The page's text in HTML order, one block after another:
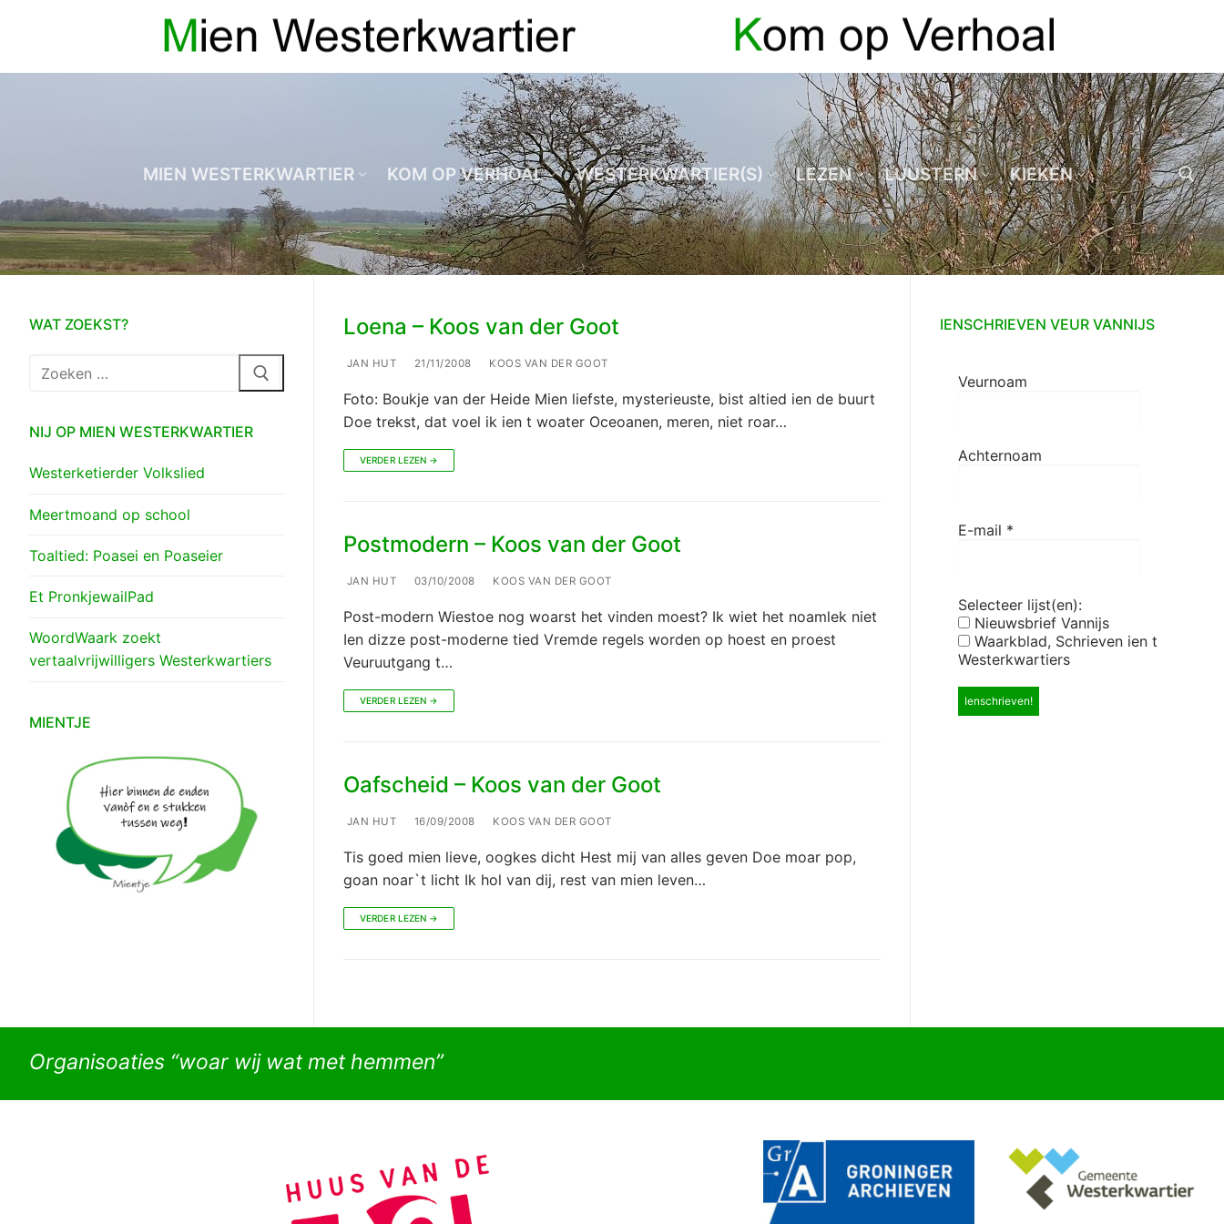
inhoud
MIEN WESTERKWARTIER KOM OP VERHOAL WESTERKWARTIER(S) LEZEN LUUSTERN KIEKEN
Zoeken naar:
Loena – Koos van der Goot
JAN HUT 21/11/2008 KOOS VAN DER GOOT
Foto: Boukje van der Heide Mien liefste, mysterieuste, bist altied ien de buurt
Doe trekst, dat voel ik ien t woater Oceoanen, meren, niet roar…
VERDER LEZEN →
Postmodern – Koos van der Goot
JAN HUT 03/10/2008 KOOS VAN DER GOOT
Post-modern Wiestoe nog woarst het vinden moest? Ik wiet het noamlek niet
Ien dizze post-moderne tied Vremde regels worden op hoest en proest
Veuruutgang t…
VERDER LEZEN →
Oafscheid – Koos van der Goot
JAN HUT 16/09/2008 KOOS VAN DER GOOT
Tis goed mien lieve, oogkes dicht Hest mij van alles geven Doe moar pop,
goan noar`t licht Ik hol van dij, rest van mien leven…
VERDER LEZEN →
IENSCHRIEVEN VEUR VANNIJS
Veurnoam
Achternoam
E-mail *
Selecteer lijst(en):
Nieuwsbrief Vannijs
Waarkblad, Schrieven ien t
Westerkwartiers
WAT ZOEKST?
Zoeken
NIJ OP MIEN WESTERKWARTIER
Westerketierder Volkslied
Meertmoand op school
Toaltied: Poasei en Poaseier
Et PronkjewailPad
WoordWaark zoekt
vertaalvrijwilligers Westerkwartiers
MIENTJE
Organisoaties “woar wij wat met hemmen”